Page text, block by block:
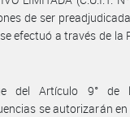
de ser
efectuó a través de la
del Artículo 9° de
se autorizarán